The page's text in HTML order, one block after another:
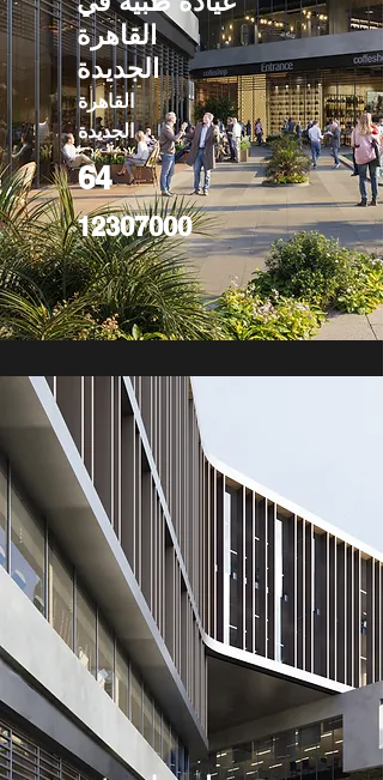
القاهرة
الجديدة
القاهرة
الجديدة
64
12307000